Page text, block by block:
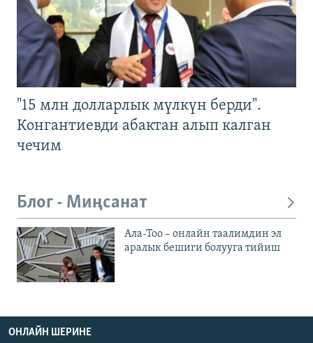
"15 млн долларлык мүлкүн берди".
Конгантиевди абактан алып калган
чечим
Блог - Миңсанат
Ала-Тоо – онлайн таалимдин эл
аралык бешиги болууга тийиш
ОНЛАЙН ШЕРИНЕ